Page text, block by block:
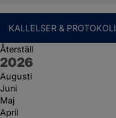
KALLELSER & PROTOKOLL
Återställ
År:
2026
Augusti
Juni
Maj
April